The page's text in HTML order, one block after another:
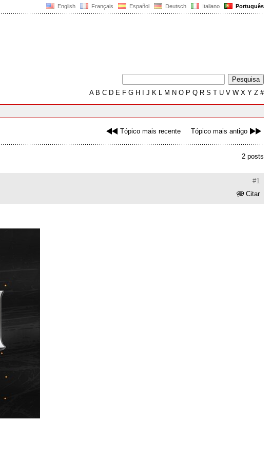
English Français Español Deutsch Italiano Português
AB C D E F G H J K L M N O P Q R S T U V W X Y Z #
Tópico mais recente Tópico mais antigo
2 posts
#1
Citar